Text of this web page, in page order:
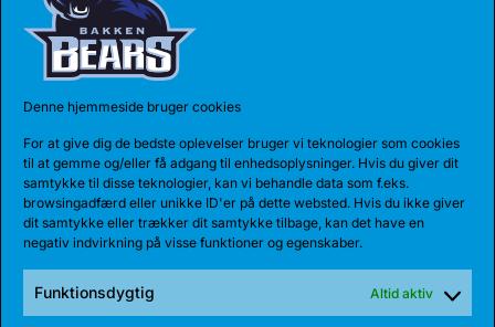
Denne hjemmeside bruger cookies
For at give dig de bedste oplevelser bruger vi teknologier som cookies
til at gemme og/eller få adgang til enhedsoplysninger. Hvis du giver dit
samtykke til disse teknologier, kan vi behandle data som f.eks.
browsingadfærd eller unikke ID'er på dette websted. Hvis du ikke giver
dit samtykke eller trækker dit samtykke tilbage, kan det have en
negativ indvirkning på visse funktioner og egenskaber.
Funktionsdygtig Altid aktiv
sætte tempo på vores angreb”, siger Skyler
Bowlin.
Share: